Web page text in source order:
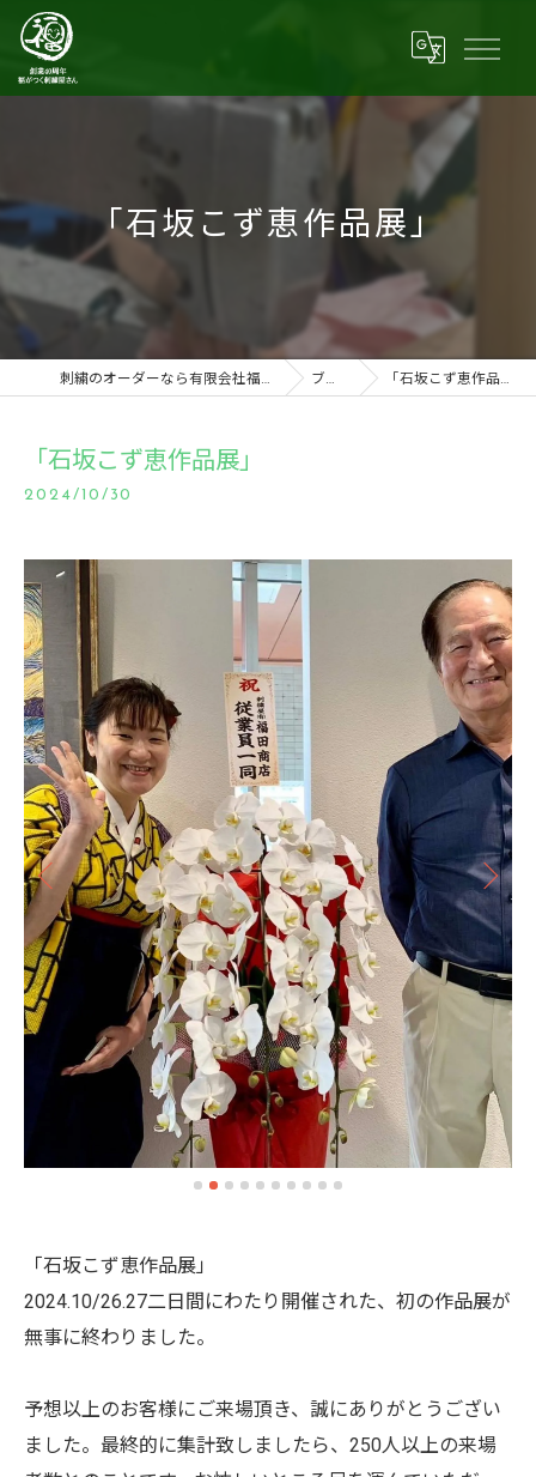
「石坂こず恵作品展」
刺繍のオーダーなら有限会社福田商店 ブログ 「石坂こず恵作品展」
「石坂こず恵作品展」
2024/10/30
「石坂こず恵作品展」
2024.10/26.27二日間にわたり開催された、初の作品展が
無事に終わりました。
予想以上のお客様にご来場頂き、誠にありがとうござい
ました。最終的に集計致しましたら、250人以上の来場